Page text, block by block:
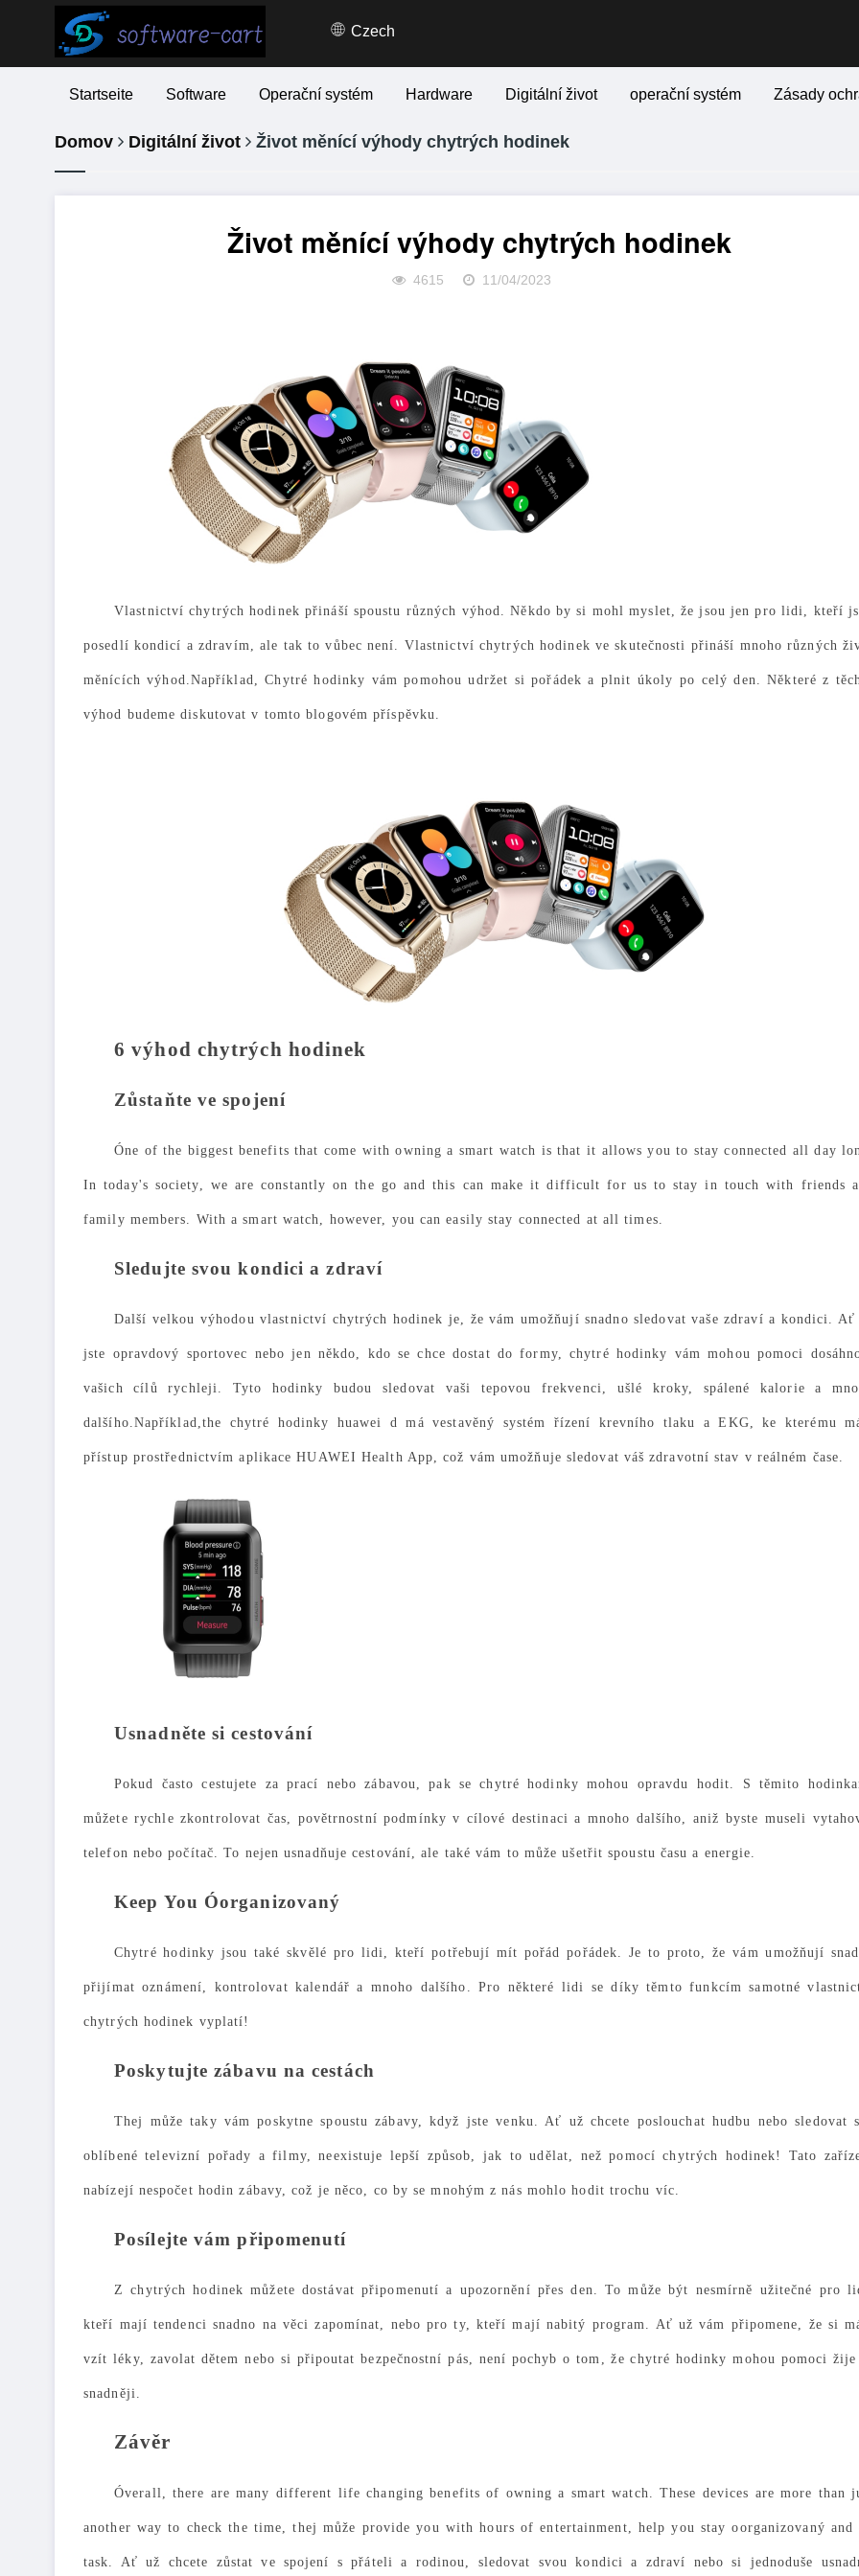
Czech
Startseite Software Operační systém Hardware Digitální život operační systém Zásady
Domov Digitální život Život měnící výhody chytrých hodinek
Život měnící výhody chytrých hodinek
4615 11/04/2023
Vlastnictví chytrých hodinek přináší spoustu různých výhod. Někdo by si mohl myslet, že jsou jen pro lidi, kteří
posedlí kondicí a zdravím, ale tak to vůbec není. Vlastnictví chytrých hodinek ve skutečnosti přináší mnoho různých
měnících výhod.Například,Chytré hodinky vám pomohou udržet si pořádek a plnit úkoly po celý den. Některé z
výhod budeme diskutovat v tomto blogovém příspěvku.
6 výhod chytrých hodinek
Zůstaňte ve spojení
Óne of the biggest benefits that come with owning a smart watch is that it allows you to stay connected all day
In today's society, we are constantly on the go and this can make it difficult for us to stay in touch with friends
family members. With a smart watch, however, you can easily stay connected at all times.
Sledujte svou kondici a zdraví
Další velkou výhodou vlastnictví chytrých hodinek je, že vám umožňují snadno sledovat vaše zdraví a kondici. Ať
jste opravdový sportovec nebo jen někdo, kdo se chce dostat do formy, chytré hodinky vám mohou pomoci
vašich cílů rychleji. Tyto hodinky budou sledovat vaši tepovou frekvenci, ušlé kroky, spálené kalorie a
dalšího.Například,the chytré hodinky huawei d má vestavěný systém řízení krevního tlaku a EKG, ke kterému
přístup prostřednictvím aplikace HUAWEI Health App, což vám umožňuje sledovat váš zdravotní stav v reálném čase.
Usnadněte si cestování
Pokud často cestujete za prací nebo zábavou, pak se chytré hodinky mohou opravdu hodit. S těmito
můžete rychle zkontrolovat čas, povětrnostní podmínky v cílové destinaci a mnoho dalšího, aniž byste museli
telefon nebo počítač. To nejen usnadňuje cestování, ale také vám to může ušetřit spoustu času a energie.
Keep You Óorganizovaný
Chytré hodinky jsou také skvělé pro lidi, kteří potřebují mít pořád pořádek. Je to proto, že vám umožňují
přijímat oznámení, kontrolovat kalendář a mnoho dalšího. Pro některé lidi se díky těmto funkcím samotné
chytrých hodinek vyplatí!
Poskytujte zábavu na cestách
Thej můžetaky vám poskytne spoustu zábavy, když jste venku. Ať už chcete poslouchat hudbu nebo sledovat
oblíbené televizní pořady a filmy, neexistuje lepší způsob, jak to udělat, než pomocí chytrých hodinek! Tato
nabízejí nespočet hodin zábavy, což je něco, co by se mnohým z nás mohlo hodit trochu víc.
Posílejte vám připomenutí
Z chytrých hodinek můžete dostávat připomenutí a upozornění přes den. To může být nesmírně užitečné pro
kteří mají tendenci snadno na věci zapomínat, nebo pro ty, kteří mají nabitý program. Ať už vám připomene, že si
vzít léky, zavolat dětem nebo si připoutat bezpečnostní pás, není pochyb o tom, že chytré hodinky mohou pomoci žije
snadněji.
Závěr
Óverall, there are many different life changing benefits of owning a smart watch. These devices are more than
another way to check the time, thej může provide you with hours of entertainment, help you stay oorganizovaný and
task. Ať už chcete zůstat ve spojení s přáteli a rodinou, sledovat svou kondici a zdraví nebo si jednoduše